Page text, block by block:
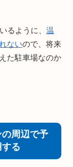
るように、 温
ないので、将来
た駐車場なのか
周辺で予
る